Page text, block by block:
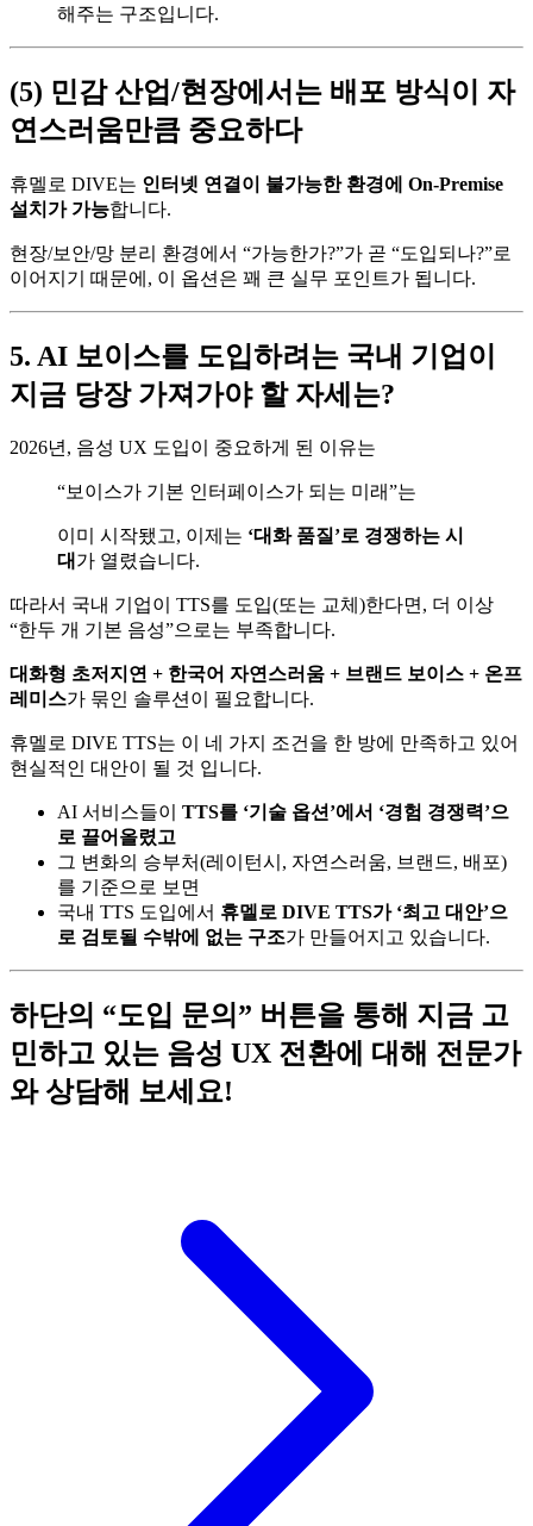
해주는 구조입니다.
(5) 민감 산업/현장에서는 배포 방식이 자
연스러움만큼 중요하다
휴멜로 DIVE는 인터넷 연결이 불가능한 환경에 On-Premise
설치가 가능합니다.
현장/보안/망 분리 환경에서 “가능한가?”가 곧 “도입되나?”로
이어지기 때문에, 이 옵션은 꽤 큰 실무 포인트가 됩니다.
5. AI 보이스를 도입하려는 국내 기업이
지금 당장 가져가야 할 자세는?
2026년, 음성 UX 도입이 중요하게 된 이유는
“보이스가 기본 인터페이스가 되는 미래”는
이미 시작됐고, 이제는 ‘대화 품질’로 경쟁하는 시
대 가 열렸습니다.
따라서 국내 기업이 TTS를 도입(또는 교체)한다면, 더 이상
“한두 개 기본 음성”으로는 부족합니다.
대화형 초저지연 + 한국어 자연스러움 + 브랜드 보이스 + 온프
레미스가 묶인 솔루션이 필요합니다.
휴멜로 DIVE TTS는 이 네 가지 조건을 한 방에 만족하고 있어
현실적인 대안이 될 것 입니다.
AI 서비스들이 TTS를 ‘기술 옵션’에서 ‘경험 경쟁력’으
로 끌어올렸고
그 변화의 승부처(레이턴시, 자연스러움, 브랜드, 배포)
를 기준으로 보면
국내 TTS 도입에서 휴멜로 DIVE TTS가 ‘최고 대안’으
로 검토될 수밖에 없는 구조가 만들어지고 있습니다.
하단의 “도입 문의” 버튼을 통해 지금 고
민하고 있는 음성 UX 전환에 대해 전문가
와 상담해 보세요!